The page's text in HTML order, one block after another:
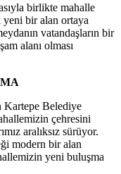
birlikte mahalle
yeni bir alan ortaya
vatandaşların bir
alanı olması
Kartepe Belediye
çehresini
aralıksız sürüyor.
modern bir alan
yeni buluşma